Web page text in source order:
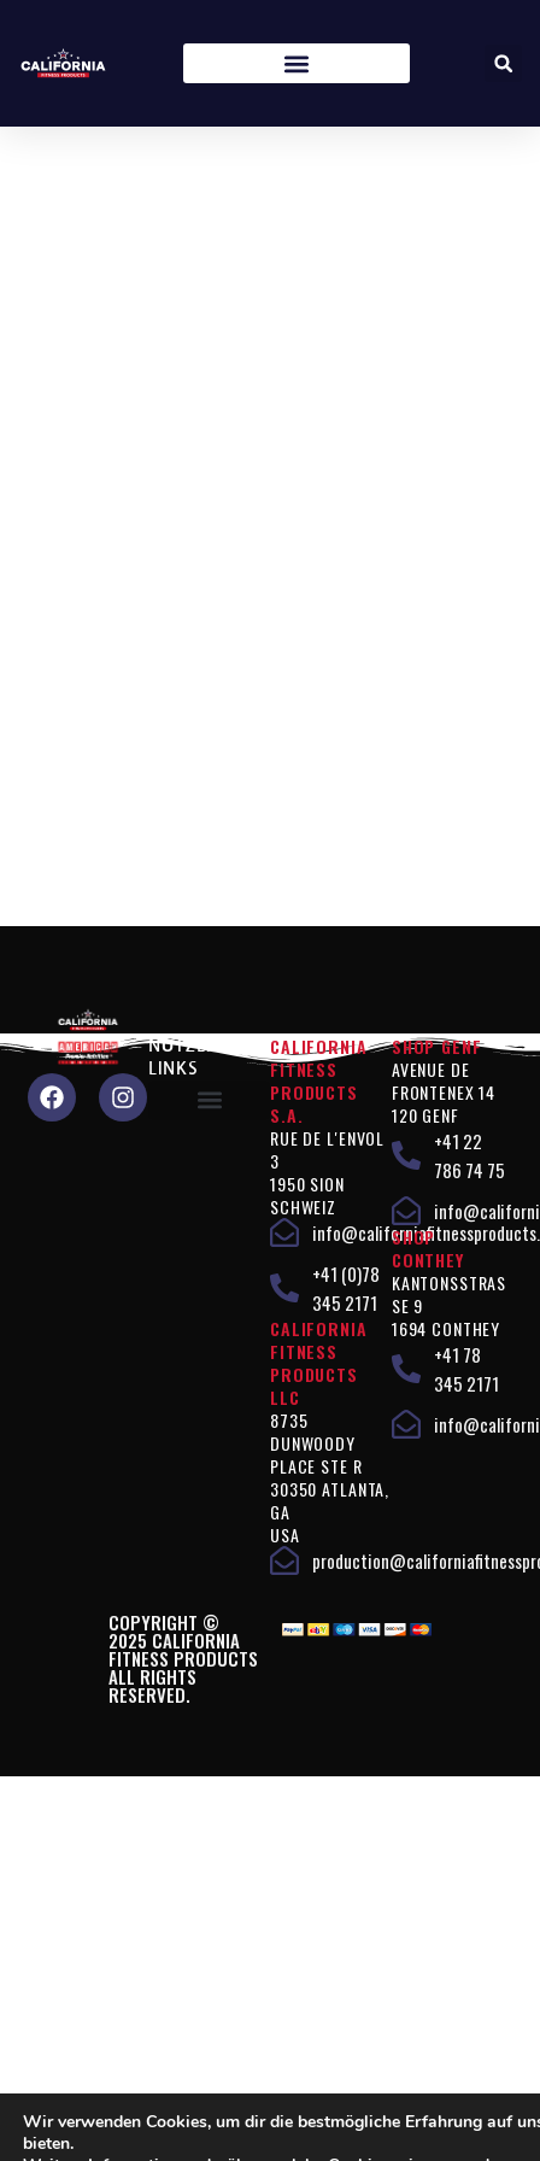
NÜTZLICHE
LINKS
CALIFORNIA
FITNESS
PRODUCTS
S.A.
RUE DE L'ENVOL
3
1950 SION
SCHWEIZ
+41 (0)78
345 2171
CALIFORNIA
FITNESS
PRODUCTS
LLC
8735
DUNWOODY
PLACE STE R
30350 ATLANTA,
GA
USA
SHOP GENF
AVENUE DE
FRONTENEX 14
120 GENF
+41 22
786 74 75
SHOP
CONTHEY
KANTONSSTRAS
SE 9
1694 CONTHEY
+41 78
345 2171
COPYRIGHT ©
2025 CALIFORNIA
FITNESS PRODUCTS
ALL RIGHTS
RESERVED.
Wir verwenden Cookies, um dir die bestmögliche Erfahrung auf
bieten.